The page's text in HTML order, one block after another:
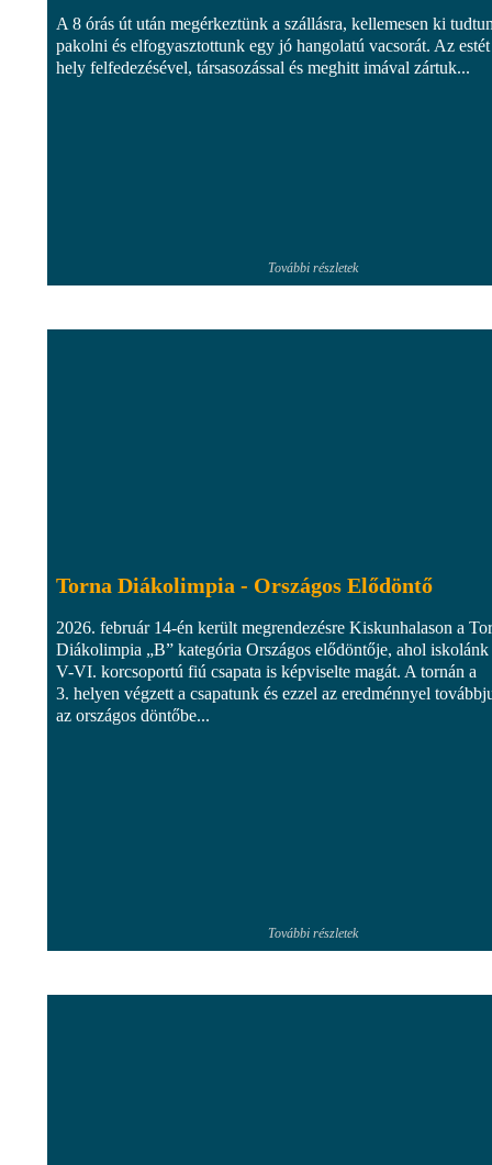
A 8 órás út után megérkeztünk a szállásra, kellemesen ki
pakolni és elfogyasztottunk egy jó hangolatú vacsorát. Az estét
hely felfedezésével, társasozással és meghitt imával zártuk...
További részletek
Torna Diákolimpia - Országos Elődöntő
2026. február 14-én került megrendezésre Kiskunhalason a
Diákolimpia „B” kategória Országos elődöntője, ahol iskolánk
V-VI. korcsoportú fiú csapata is képviselte magát. A tornán a
3. helyen végzett a csapatunk és ezzel az eredménnyel
az országos döntőbe...
További részletek